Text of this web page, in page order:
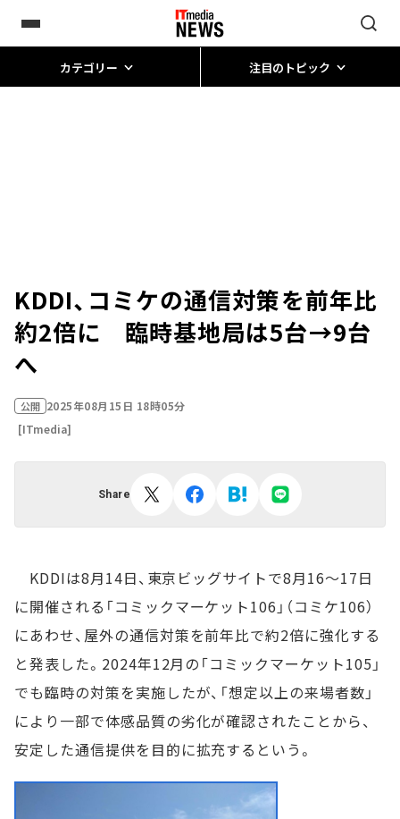
カテゴリー 注目のトピック
KDDI、コミケの通信対策を前年比
約2倍に 臨時基地局は5台→9台
へ
公開 2025年08月15日 18時05分
[ITmedia]
Share
KDDIは8月14日、東京ビッグサイトで8月16～17日
に開催される「コミックマーケット106」（コミケ106）
にあわせ、屋外の通信対策を前年比で約2倍に強化する
と発表した。2024年12月の「コミックマーケット105」
でも臨時の対策を実施したが、「想定以上の来場者数」
により一部で体感品質の劣化が確認されたことから、
安定した通信提供を目的に拡充するという。